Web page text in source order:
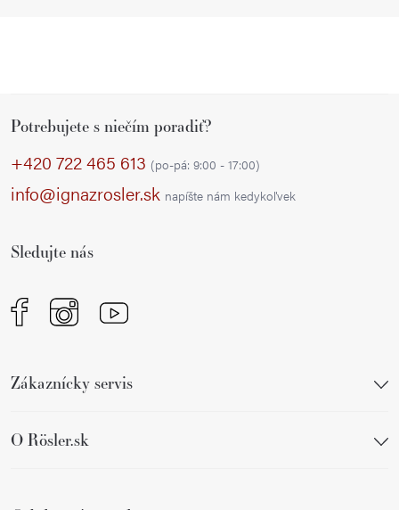
Potrebujete s niečím poradiť?
+420 722 465 613 (po-pá: 9:00 - 17:00)
info@ignazrosler.sk napíšte nám kedykoľvek
Sledujte nás
Zákaznícky servis
O Rösler.sk